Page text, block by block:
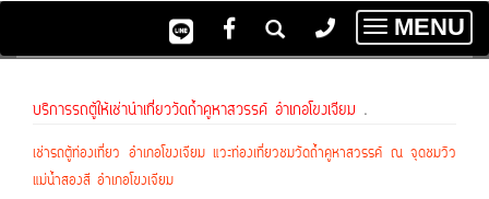
Toggle
MENU
บริการรถตู้ให้เช่านำเที่ยววัดถ้ำคูหาสวรรค์ อำเภอโขงเจียม .
เช่ารถตู้ท่องเที่ยว อำเภอโขงเจียม แวะท่องเที่ยวชมวัดถ้ำคูหาสวรรค์ ณ จุดชมวิว
แม่น้ำสองสี อำเภอโขงเจียม